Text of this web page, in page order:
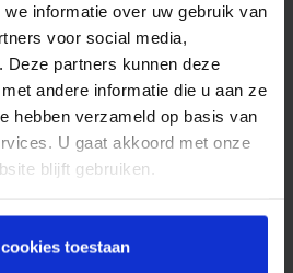
informatie over uw gebruik van
voor social media,
Deze partners kunnen deze
andere informatie die u aan ze
hebben verzameld op basis van
U gaat akkoord met onze
blijft gebruiken.
toestaan
neuen Kunden von e-